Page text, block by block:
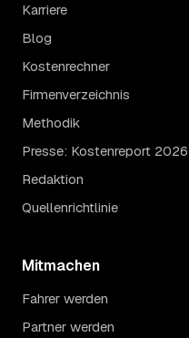
Karriere
Blog
Kostenrechner
Firmenverzeichnis
Methodik
Presse: Kostenreport 2026
Redaktion
Quellenrichtlinie
Mitmachen
Fahrer werden
Partner werden